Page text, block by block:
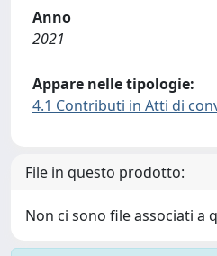
Anno
2021
Appare nelle tipologie:
4.1 Contributi in Atti di
File in questo prodotto:
Non ci sono file associati a